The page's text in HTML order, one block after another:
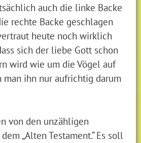
auch die linke Backe
rechte Backe geschlagen
heute noch wirklich
sich der liebe Gott schon
wird wie um die Vögel auf
man ihn nur aufrichtig darum
von den unzähligen
„Alten Testament.“ Es soll